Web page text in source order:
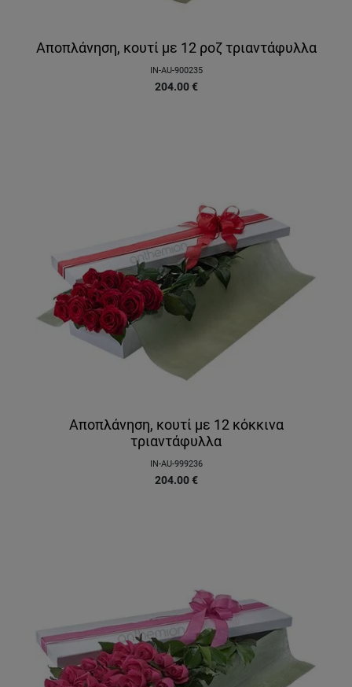
Αποπλάνηση, κουτί με 12 ροζ τριαντάφυλλα
IN-AU-900235
204.00 €
Αποπλάνηση, κουτί με 12 κόκκινα
τριαντάφυλλα
IN-AU-999236
204.00 €